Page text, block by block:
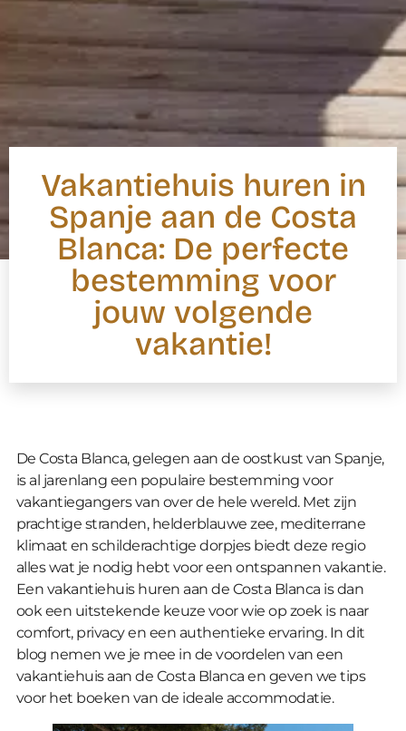
Vakantiehuis huren in
Spanje aan de Costa
Blanca: De perfecte
bestemming voor
jouw volgende
vakantie!
De Costa Blanca, gelegen aan de oostkust van Spanje,
is al jarenlang een populaire bestemming voor
vakantiegangers van over de hele wereld. Met zijn
prachtige stranden, helderblauwe zee, mediterrane
klimaat en schilderachtige dorpjes biedt deze regio
alles wat je nodig hebt voor een ontspannen vakantie.
Een vakantiehuis huren aan de Costa Blanca is dan
ook een uitstekende keuze voor wie op zoek is naar
comfort, privacy en een authentieke ervaring. In dit
blog nemen we je mee in de voordelen van een
vakantiehuis aan de Costa Blanca en geven we tips
voor het boeken van de ideale accommodatie.